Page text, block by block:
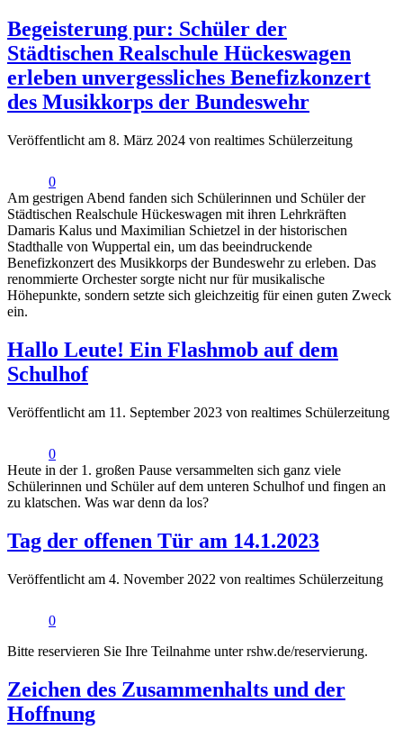
Begeisterung pur: Schüler der
Städtischen Realschule Hückeswagen
erleben unvergessliches Benefizkonzert
des Musikkorps der Bundeswehr
Veröffentlicht am 8. März 2024 von realtimes Schülerzeitung
0
Am gestrigen Abend fanden sich Schülerinnen und Schüler der
Städtischen Realschule Hückeswagen mit ihren Lehrkräften
Damaris Kalus und Maximilian Schietzel in der historischen
Stadthalle von Wuppertal ein, um das beeindruckende
Benefizkonzert des Musikkorps der Bundeswehr zu erleben. Das
renommierte Orchester sorgte nicht nur für musikalische
Höhepunkte, sondern setzte sich gleichzeitig für einen guten Zweck
ein.
Hallo Leute! Ein Flashmob auf dem
Schulhof
Veröffentlicht am 11. September 2023 von realtimes Schülerzeitung
0
Heute in der 1. großen Pause versammelten sich ganz viele
Schülerinnen und Schüler auf dem unteren Schulhof und fingen an
zu klatschen. Was war denn da los?
Tag der offenen Tür am 14.1.2023
Veröffentlicht am 4. November 2022 von realtimes Schülerzeitung
0
Bitte reservieren Sie Ihre Teilnahme unter rshw.de/reservierung.
Zeichen des Zusammenhalts und der
Hoffnung